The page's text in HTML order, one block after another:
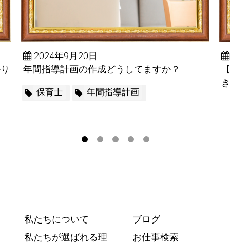
2024年9月20日
年間指導計画の作成どうしてますか？
保育士 年間指導計画
私たちについて
私たちが選ばれる理
ブログ
お仕事検索